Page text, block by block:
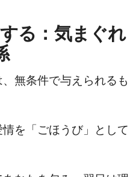
る：気まぐれ
無条件で与えられるも
を「ごほうび」として